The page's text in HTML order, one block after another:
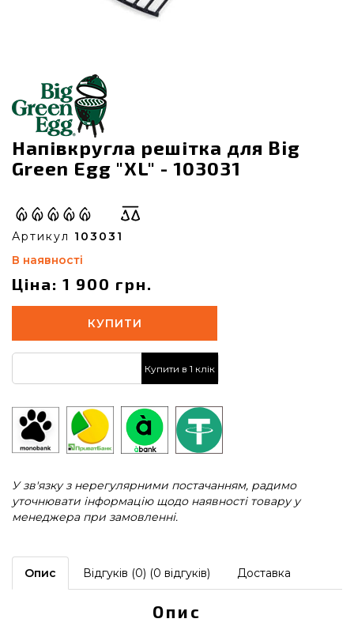
Напівкругла решітка для Big
Green Egg "XL" - 103031
Артикул 103031
В наявності
Ціна: 1 900 грн.
КУПИТИ
Купити в 1 клік
У зв'язку з нерегулярними постачанням, радимо
уточнювати інформацію щодо наявності товару у
менеджера при замовленні.
Опис Відгуків (0) (0 відгуків) Доставка
Опис